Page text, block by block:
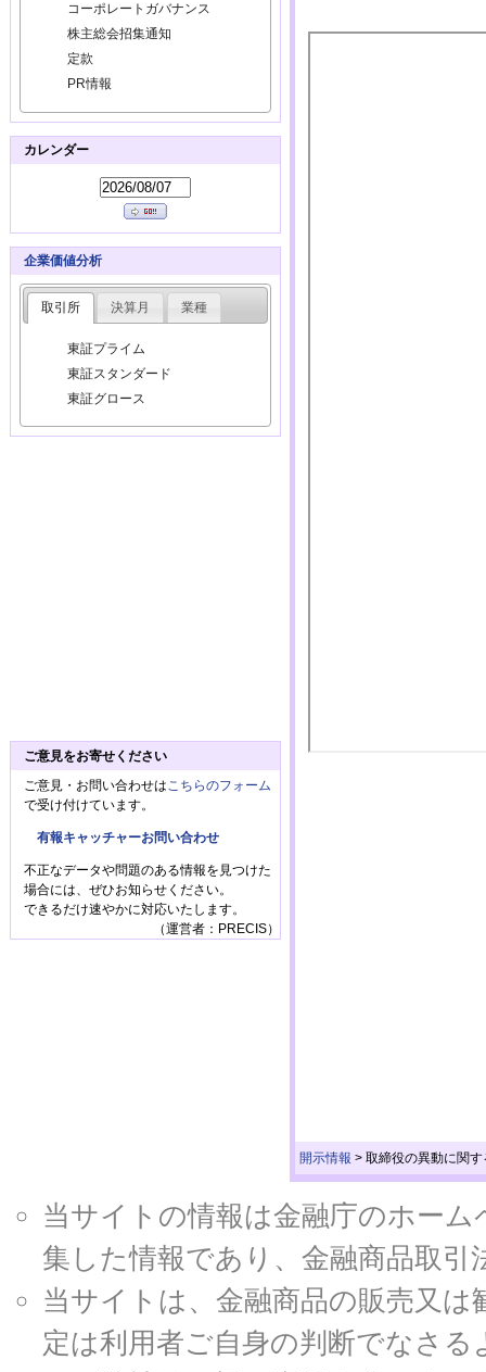
開示情報 > 取締役の異動に関
コーポレートガバナンス
株主総会招集通知
定款
PR情報
カレンダー
企業価値分析
取引所 決算月 業種
東証プライム
東証スタンダード
東証グロース
ご意見をお寄せください
ご意見・お問い合わせは こちらのフォーム
で受け付けています。
有報キャッチャーお問い合わせ
不正なデータや問題のある情報を見つけた
場合には、ぜひお知らせください。
できるだけ速やかに対応いたします。
（運営者：PRECIS）
当サイトの情報は金融庁のホー
集した情報であり、金融商品取
当サイトは、金融商品の販売又
定は利用者ご自身の判断でなさ